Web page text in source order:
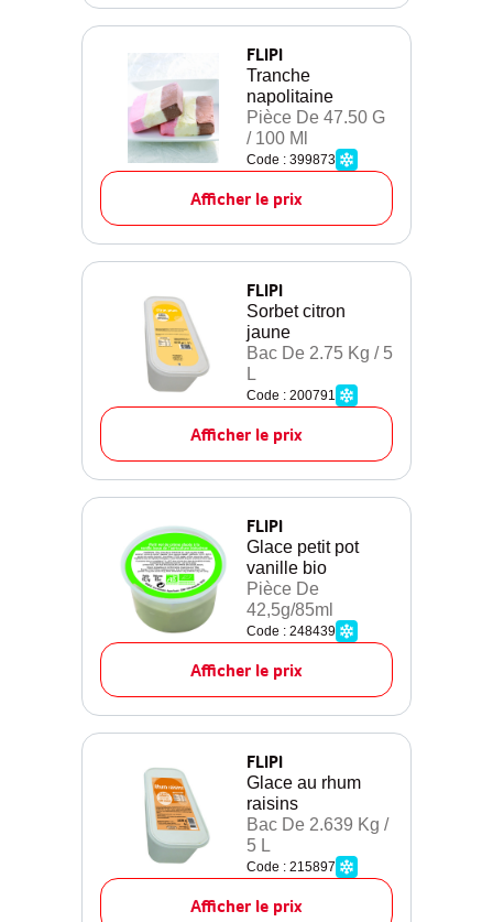
FLIPI
Tranche
napolitaine
Pièce De 47.50 G
/ 100 Ml
Code : 399873
Afficher le prix
FLIPI
Sorbet citron
jaune
Bac De 2.75 Kg / 5
L
Code : 200791
Afficher le prix
FLIPI
Glace petit pot
vanille bio
Pièce De
42,5g/85ml
Code : 248439
Afficher le prix
FLIPI
Glace au rhum
raisins
Bac De 2.639 Kg /
5 L
Code : 215897
Afficher le prix